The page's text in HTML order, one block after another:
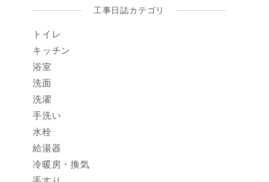
工事日誌カテゴリ
トイレ
キッチン
浴室
洗面
洗濯
手洗い
水栓
給湯器
冷暖房・換気